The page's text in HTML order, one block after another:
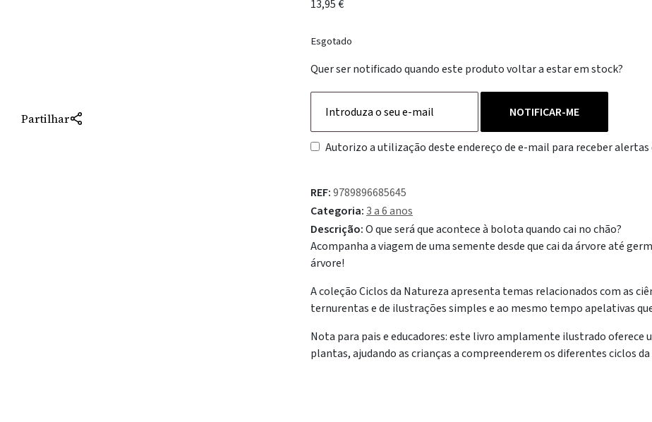
Partilhar
13,95€
Esgotado
Quer ser notificado quando este produto voltar a estar em stock?
NOTIFICAR-ME
Autorizo a utilização deste endereço de e-mail para receber
REF:9789896685645
Categoria:3 a 6 anos
Descrição:O que será que acontece à bolota quando cai no chão?
Acompanha a viagem de uma semente desde que cai da árvore até
árvore!
A coleção Ciclos da Natureza apresenta temas relacionados com as
ternurentas e de ilustrações simples e ao mesmo tempo apelativas
Nota para pais e educadores: este livro amplamente ilustrado oferece
plantas, ajudando as crianças a compreenderem os diferentes ciclos